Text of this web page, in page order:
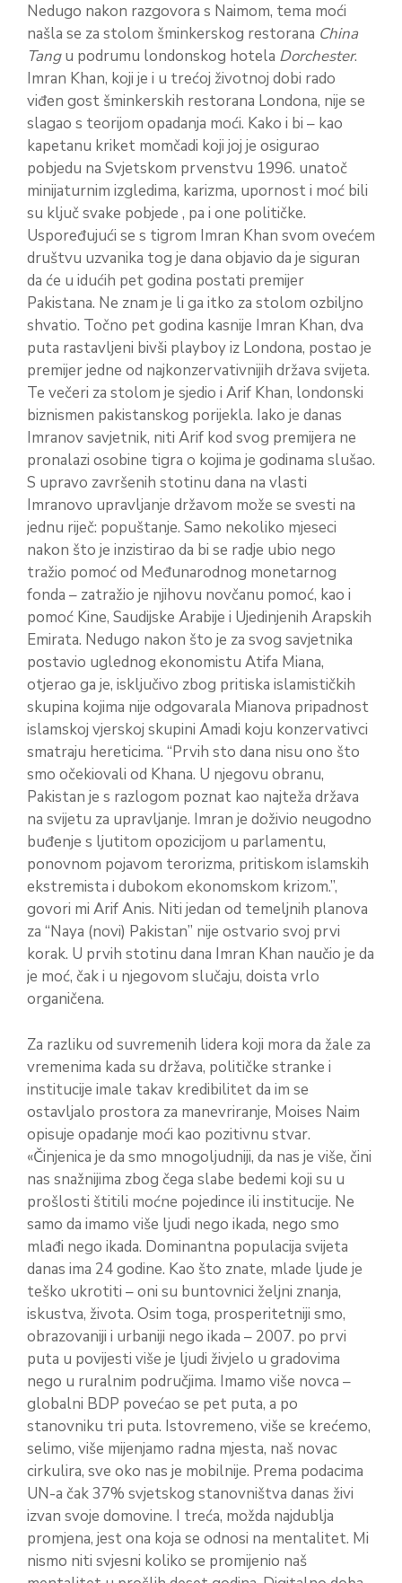
Nedugo nakon razgovora s Naimom, tema moći
našla se za stolom šminkerskog restorana China
Tangu podrumu londonskog hotela Dorchester.
Imran Khan, koji je i u trećoj životnoj dobi rado
viđen gost šminkerskih restorana Londona, nije se
slagao s teorijom opadanja moći. Kako i bi – kao
kapetanu kriket momčadi koji joj je osigurao
pobjedu na Svjetskom prvenstvu 1996. unatoč
minijaturnim izgledima, karizma, upornost i moć bili
su ključ svake pobjede , pa i one političke.
Uspoređujući se s tigrom Imran Khan svom ovećem
društvu uzvanika tog je dana objavio da je siguran
da će u idućih pet godina postati premijer
Pakistana. Ne znam je li ga itko za stolom ozbiljno
shvatio. Točno pet godina kasnije Imran Khan, dva
puta rastavljeni bivši playboy iz Londona, postao je
premijer jedne od najkonzervativnijih država svijeta.
Te večeri za stolom je sjedio i Arif Khan, londonski
biznismen pakistanskog porijekla. Iako je danas
Imranov savjetnik, niti Arif kod svog premijera ne
pronalazi osobine tigra o kojima je godinama slušao.
S upravo završenih stotinu dana na vlasti
Imranovo upravljanje državom može se svesti na
jednu riječ: popuštanje. Samo nekoliko mjeseci
nakon što je inzistirao da bi se radje ubio nego
tražio pomoć od Međunarodnog monetarnog
fonda – zatražio je njihovu novčanu pomoć, kao i
pomoć Kine, Saudijske Arabije i Ujedinjenih Arapskih
Emirata. Nedugo nakon što je za svog savjetnika
postavio uglednog ekonomistu Atifa Miana,
otjerao ga je, isključivo zbog pritiska islamističkih
skupina kojima nije odgovarala Mianova pripadnost
islamskoj vjerskoj skupini Amadi koju konzervativci
smatraju hereticima. “Prvih sto dana nisu ono što
smo očekiovali od Khana. U njegovu obranu,
Pakistan je s razlogom poznat kao najteža država
na svijetu za upravljanje. Imran je doživio neugodno
buđenje s ljutitom opozicijom u parlamentu,
ponovnom pojavom terorizma, pritiskom islamskih
ekstremista i dubokom ekonomskom krizom.”,
govori mi Arif Anis. Niti jedan od temeljnih planova
za “Naya (novi) Pakistan” nije ostvario svoj prvi
korak. U prvih stotinu dana Imran Khan naučio je da
je moć, čak i u njegovom slučaju, doista vrlo
organičena.
Za razliku od suvremenih lidera koji mora da žale za
vremenima kada su država, političke stranke i
institucije imale takav kredibilitet da im se
ostavljalo prostora za manevriranje, Moises Naim
opisuje opadanje moći kao pozitivnu stvar.
«Činjenica je da smo mnogoljudniji, da nas je više, čini
nas snažnijima zbog čega slabe bedemi koji su u
prošlosti štitili moćne pojedince ili institucije. Ne
samo da imamo više ljudi nego ikada, nego smo
mlađi nego ikada. Dominantna populacija svijeta
danas ima 24 godine. Kao što znate, mlade ljude je
teško ukrotiti – oni su buntovnici željni znanja,
iskustva, života. Osim toga, prosperitetniji smo,
obrazovaniji i urbaniji nego ikada – 2007. po prvi
puta u povijesti više je ljudi živjelo u gradovima
nego u ruralnim područjima. Imamo više novca –
globalni BDP povećao se pet puta, a po
stanovniku tri puta. Istovremeno, više se krećemo,
selimo, više mijenjamo radna mjesta, naš novac
cirkulira, sve oko nas je mobilnije. Prema podacima
UN-a čak 37% svjetskog stanovništva danas živi
izvan svoje domovine. I treća, možda najdublja
promjena, jest ona koja se odnosi na mentalitet. Mi
nismo niti svjesni koliko se promijenio naš